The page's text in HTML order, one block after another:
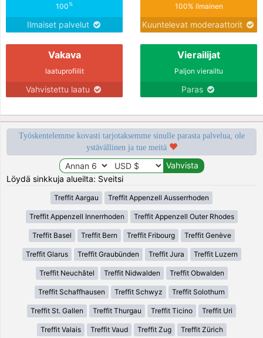
100%
Ilmaiset palvelut
100% ilmainen
Kuuntelevat moderaattorit
Vakava
laatuprofiilit
Vahvistettu laatu
Vierailijat
Paljon vierailtu
Paras
Työskentelemme kovasti tarjotaksemme sinulle parasta palvelua, ole
ystävällinen ja tue meitä
Löydä sinkkuja alueilta: Sveitsi
Treffit Aargau Treffit Appenzell Ausserrhoden
Treffit Appenzell Innerrhoden Treffit Appenzell Outer Rhodes
Treffit Basel Treffit Bern Treffit Fribourg Treffit Genève
Treffit Glarus Treffit Graubünden Treffit Jura Treffit Luzern
Treffit Neuchâtel Treffit Nidwalden Treffit Obwalden
Treffit Schaffhausen Treffit Schwyz Treffit Solothurn
Treffit St. Gallen Treffit Thurgau Treffit Ticino Treffit Uri
Treffit Valais Treffit Vaud Treffit Zug Treffit Zürich